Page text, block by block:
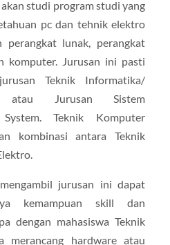
studi program studi yang
pc dan tehnik elektro
perangkat lunak, perangkat
komputer. Jurusan ini pasti
Teknik Informatika/
atau Jurusan Sistem
Teknik Komputer
kombinasi antara Teknik
jurusan ini dapat
kemampuan skill dan
dengan mahasiswa Teknik
merancang hardware atau